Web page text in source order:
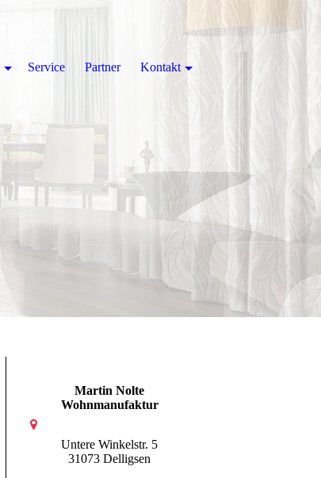
Martin Nolte
Wohnmanufaktur
Untere Winkelstr. 5
31073 Delligsen
Service Partner Kontakt